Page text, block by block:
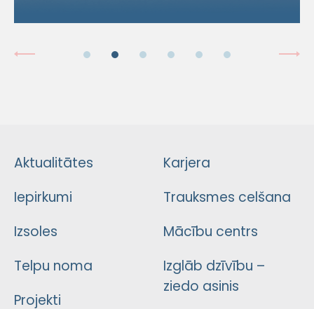
Aktualitātes
Iepirkumi
Izsoles
Telpu noma
Projekti
Karjera
Trauksmes celšana
Mācību centrs
Izglāb dzīvību –
ziedo asinis